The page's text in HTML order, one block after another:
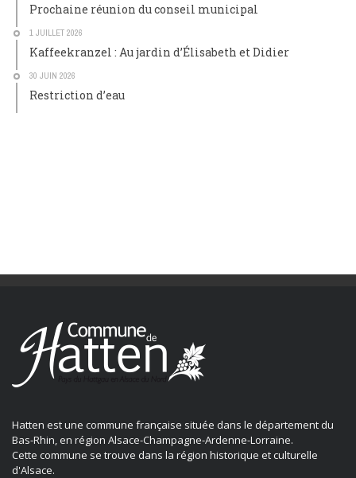
Prochaine réunion du conseil municipal
1 JUILLET 2026
Kaffeekranzel : Au jardin d’Élisabeth et Didier
30 JUIN 2026
Restriction d’eau
Hatten est une commune française située dans le département du
Bas-Rhin, en région Alsace-Champagne-Ardenne-Lorraine.
Cette commune se trouve dans la région historique et culturelle
d'Alsace.